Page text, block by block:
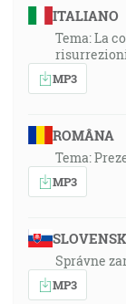
ITALIANO
Tema: La
MP3
ROMÂNA
Tema:
MP3
Správne
MP3